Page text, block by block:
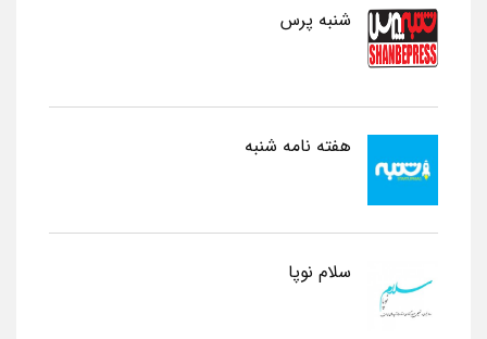
شنبه پرس
هفته نامه شنبه
سلام نوپا